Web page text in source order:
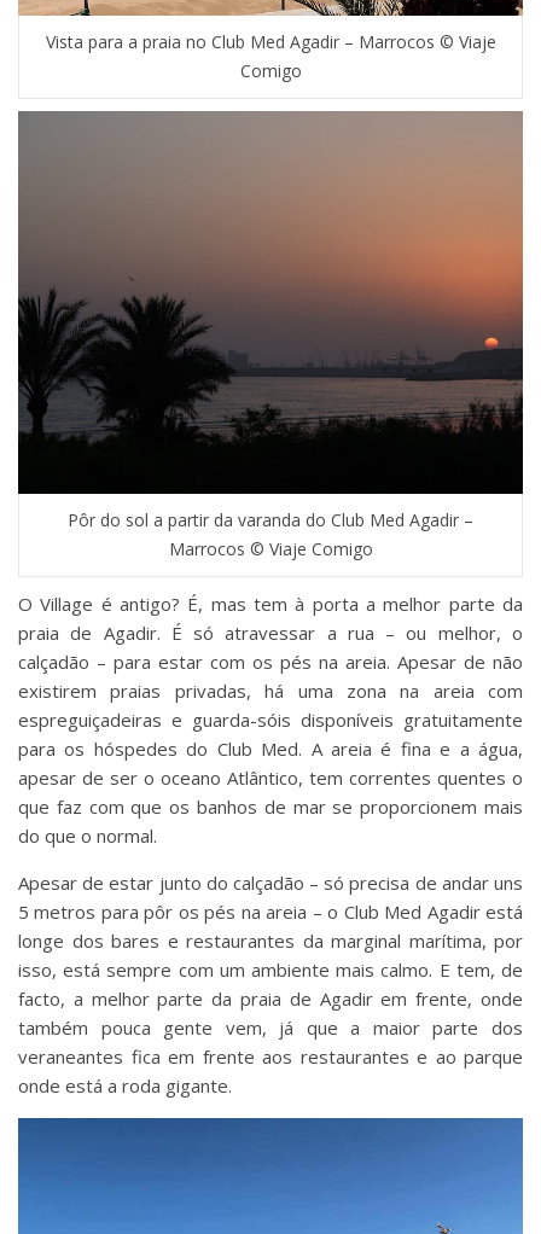
Vista para a praia no Club Med Agadir – Marrocos © Viaje
Comigo
Pôr do sol a partir da varanda do Club Med Agadir –
Marrocos © Viaje Comigo
O Village é antigo? É, mas tem à porta a melhor parte da
praia de Agadir. É só atravessar a rua – ou melhor, o
calçadão – para estar com os pés na areia. Apesar de não
existirem praias privadas, há uma zona na areia com
espreguiçadeiras e guarda-sóis disponíveis gratuitamente
para os hóspedes do Club Med. A areia é fina e a água,
apesar de ser o oceano Atlântico, tem correntes quentes o
que faz com que os banhos de mar se proporcionem mais
do que o normal.
Apesar de estar junto do calçadão – só precisa de andar uns
5 metros para pôr os pés na areia – o Club Med Agadir está
longe dos bares e restaurantes da marginal marítima, por
isso, está sempre com um ambiente mais calmo. E tem, de
facto, a melhor parte da praia de Agadir em frente, onde
também pouca gente vem, já que a maior parte dos
veraneantes fica em frente aos restaurantes e ao parque
onde está a roda gigante.